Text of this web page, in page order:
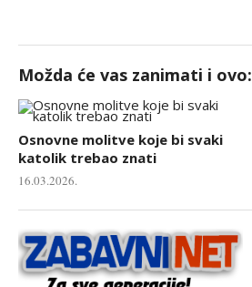
Možda će vas zanimati i ovo:
Osnovne molitve koje bi svaki
katolik trebao znati
16.03.2026.